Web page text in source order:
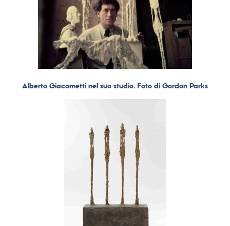
Alberto Giacometti nel suo studio. Foto di Gordon Parks